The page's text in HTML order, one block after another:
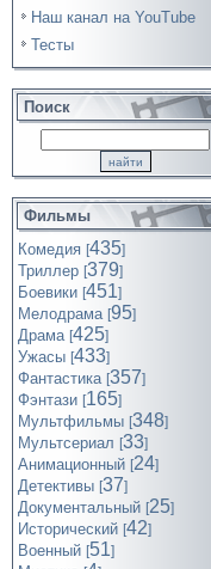
Наш канал на YouTube
Тесты
Поиск
Фильмы
Комедия [435]
Триллер [379]
Боевики [451]
Мелодрама [95]
Драма [425]
Ужасы [433]
Фантастика [357]
Фэнтази [165]
Мультфильмы [348]
Мультсериал [33]
Анимационный [24]
Детективы [37]
Документальный [25]
Исторический [42]
Военный [51]